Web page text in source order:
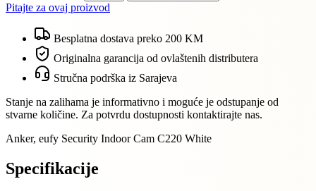
Pitajte za ovaj proizvod
Besplatna dostava preko 200 KM
Originalna garancija od ovlaštenih distributera
Stručna podrška iz Sarajeva
Stanje na zalihama je informativno i moguće je odstupanje od
stvarne količine. Za potvrdu dostupnosti kontaktirajte nas.
Anker, eufy Security Indoor Cam C220 White
Specifikacije